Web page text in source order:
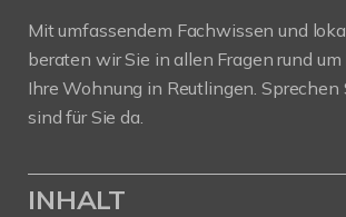
Mit umfassendem Fachwissen und
beraten wir Sie in allen Fragen rund um
Ihre Wohnung in Reutlingen. Sprechen
sind für Sie da.
INHALT